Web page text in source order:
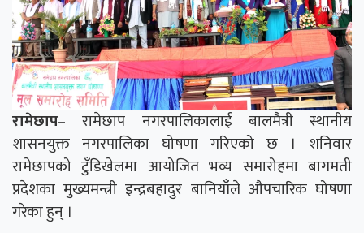
रामेछाप– रामेछाप नगरपालिकालाई बालमैत्री स्थानीय
शासनयुक्त नगरपालिका घोषणा गरिएको छ । शनिवार
रामेछापको टुँडिखेलमा आयोजित भव्य समारोहमा बागमती
प्रदेशका मुख्यमन्त्री इन्द्रबहादुर बानियाँले औपचारिक घोषणा
गरेका हुन् ।